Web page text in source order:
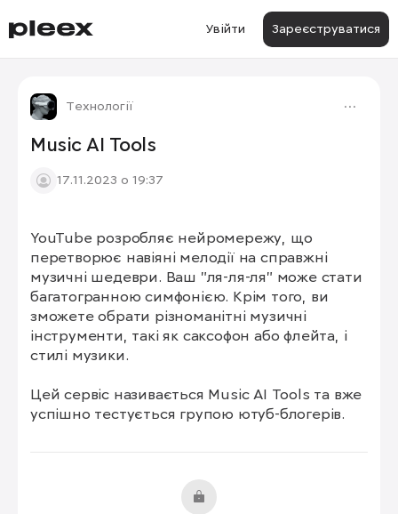
Увійти Зареєструватися
Технології
Music AI Tools
17.11.2023 о 19:37
YouTube розробляє нейромережу, що
перетворює навіяні мелодії на справжні
музичні шедеври. Ваш "ля-ля-ля" може стати
багатогранною симфонією. Крім того, ви
зможете обрати різноманітні музичні
інструменти, такі як саксофон або флейта, і
стилі музики.
Цей сервіс називається Music AI Tools та вже
успішно тестується групою ютуб-блогерів.